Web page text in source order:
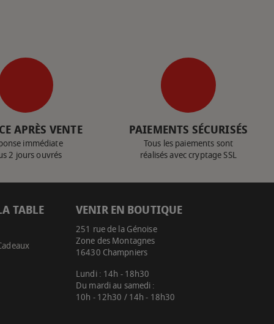
APRÈS VENTE
immédiate
2 jours ouvrés
PAIEMENTS SÉCURISÉS
Tous les paiements sont
réalisés avec cryptage SSL
TABLE VENIR EN BOUTIQUE
251 rue de la Génoise
Zone des Montagnes
16430 Champniers
Lundi : 14h - 18h30
Du mardi au samedi :
10h - 12h30 / 14h - 18h30